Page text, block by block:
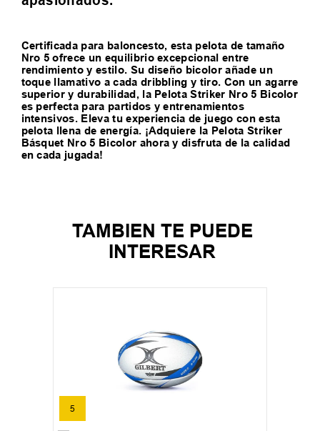
Certificada para baloncesto, esta pelota de tamaño
Nro 5 ofrece un equilibrio excepcional entre
rendimiento y estilo. Su diseño bicolor añade un
toque llamativo a cada dribbling y tiro. Con un agarre
superior y durabilidad, la Pelota Striker Nro 5 Bicolor
es perfecta para partidos y entrenamientos
intensivos. Eleva tu experiencia de juego con esta
pelota llena de energía. ¡Adquiere la Pelota Striker
Básquet Nro 5 Bicolor ahora y disfruta de la calidad
en cada jugada!
TAMBIEN TE PUEDE
INTERESAR
5